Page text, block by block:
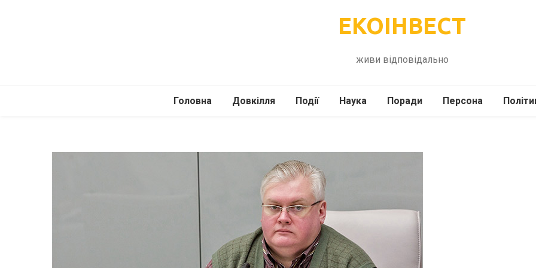
ЕКОІНВЕСТ
живи відповідально
Головна Довкілля
Подорожі
Події
Інше
Наука
Психологія
Поради
Здоров’я
Персона